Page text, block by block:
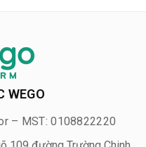
WEGO
– MST: 0108822220